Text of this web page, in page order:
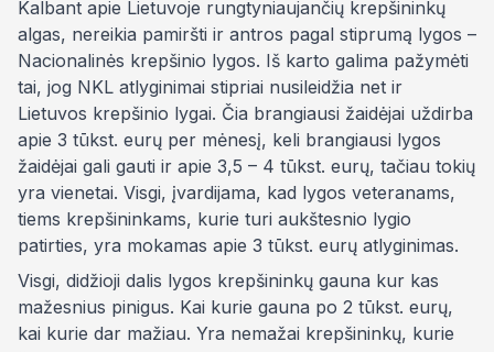
Kalbant apie Lietuvoje rungtyniaujančių krepšininkų
algas, nereikia pamiršti ir antros pagal stiprumą lygos –
Nacionalinės krepšinio lygos. Iš karto galima pažymėti
tai, jog NKL atlyginimai stipriai nusileidžia net ir
Lietuvos krepšinio lygai. Čia brangiausi žaidėjai uždirba
apie 3 tūkst. eurų per mėnesį, keli brangiausi lygos
žaidėjai gali gauti ir apie 3,5 – 4 tūkst. eurų, tačiau tokių
yra vienetai. Visgi, įvardijama, kad lygos veteranams,
tiems krepšininkams, kurie turi aukštesnio lygio
patirties, yra mokamas apie 3 tūkst. eurų atlyginimas.
Visgi, didžioji dalis lygos krepšininkų gauna kur kas
mažesnius pinigus. Kai kurie gauna po 2 tūkst. eurų,
kai kurie dar mažiau. Yra nemažai krepšininkų, kurie